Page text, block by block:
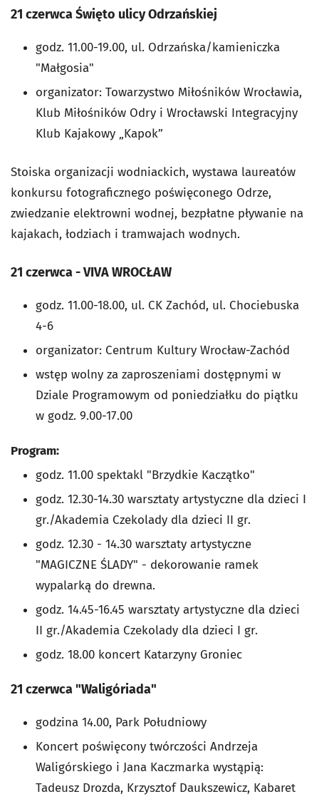
21 czerwca Święto ulicy Odrzańskiej
godz. 11.00-19.00, ul. Odrzańska/kamieniczka
"Małgosia"
organizator: Towarzystwo Miłośników Wrocławia,
Klub Miłośników Odry i Wrocławski Integracyjny
Klub Kajakowy „Kapok”
Stoiska organizacji wodniackich, wystawa laureatów
konkursu fotograficznego poświęconego Odrze,
zwiedzanie elektrowni wodnej, bezpłatne pływanie na
kajakach, łodziach i tramwajach wodnych.
21 czerwca - VIVA WROCŁAW
godz. 11.00-18.00, ul. CK Zachód, ul. Chociebuska
4-6
organizator: Centrum Kultury Wrocław-Zachód
wstęp wolny za zaproszeniami dostępnymi w
Dziale Programowym od poniedziałku do piątku
w godz. 9.00-17.00
Program:
godz. 11.00 spektakl "Brzydkie Kaczątko"
godz. 12.30-14.30 warsztaty artystyczne dla dzieci I
gr./Akademia Czekolady dla dzieci II gr.
godz. 12.30 - 14.30 warsztaty artystyczne
"MAGICZNE ŚLADY" - dekorowanie ramek
wypalarką do drewna.
godz. 14.45-16.45 warsztaty artystyczne dla dzieci
II gr./Akademia Czekolady dla dzieci I gr.
godz. 18.00 koncert Katarzyny Groniec
21 czerwca "Waligóriada"
godzina 14.00, Park Południowy
Koncert poświęcony twórczości Andrzeja
Waligórskiego i Jana Kaczmarka wystąpią:
Tadeusz Drozda, Krzysztof Daukszewicz, Kabaret